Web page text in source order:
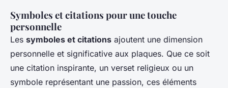
Symboles et citations pour une touche
personnelle
Les symboles et citations ajoutent une dimension
personnelle et significative aux plaques. Que ce soit
une citation inspirante, un verset religieux ou un
symbole représentant une passion, ces éléments